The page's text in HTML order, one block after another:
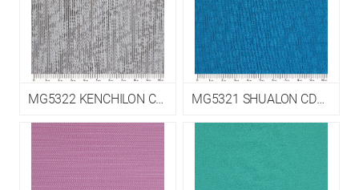
MG5322 KENCHILON CDP-P EPM5 MG5321 SHUALON CDP EPM3